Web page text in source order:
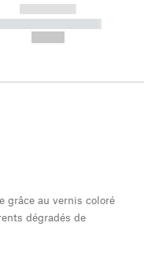
------------
-----------
grâce au vernis coloré
dégradés de